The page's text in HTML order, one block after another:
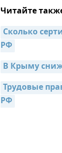
Читайте
Сколько
РФ
В Крыму
Трудовые
РФ